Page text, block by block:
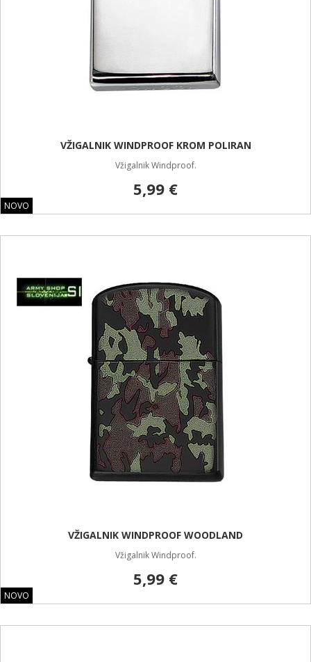
NOVO
VŽIGALNIK WINDPROOF KROM POLIRAN
Vžigalnik Windproof.
5,99 €
NOVO
VŽIGALNIK WINDPROOF WOODLAND
Vžigalnik Windproof.
5,99 €